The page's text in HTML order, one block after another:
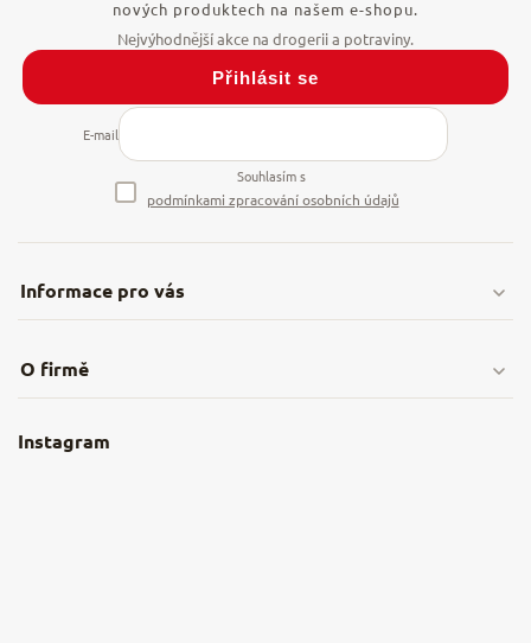
Informace pro vás
Obchodní podmínky
Nejčastější dotazy
nových produktech na našem e-shopu.
E-mail
Souhlasím s
podmínkami zpracování osobních údajů
Přihlásit se
Instagram
O firmě